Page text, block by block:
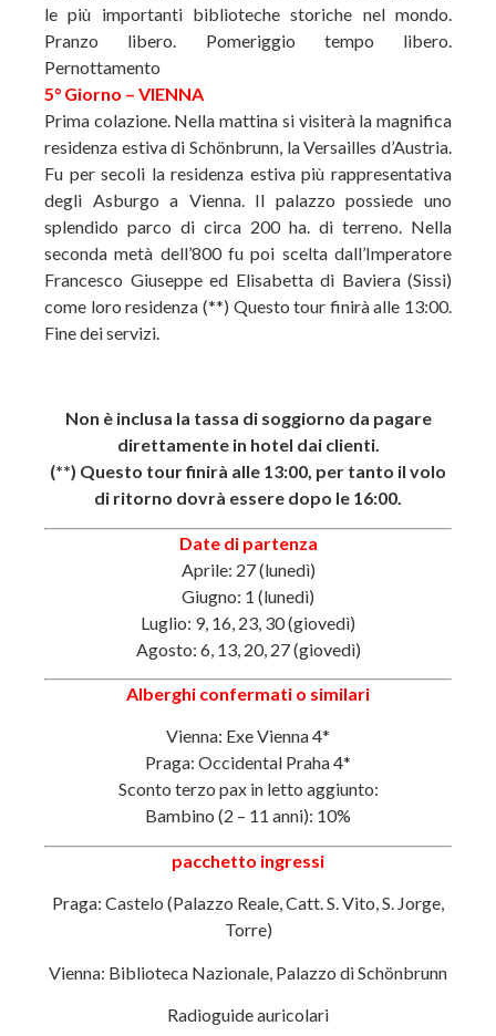
le più importanti biblioteche storiche nel mondo.
Pranzo libero. Pomeriggio tempo libero.
Pernottamento
5° Giorno – VIENNA
Prima colazione. Nella mattina si visiterà la magnifica
residenza estiva di Schönbrunn, la Versailles d’Austria.
Fu per secoli la residenza estiva più rappresentativa
degli Asburgo a Vienna. Il palazzo possiede uno
splendido parco di circa 200 ha. di terreno. Nella
seconda metà dell’800 fu poi scelta dall’Imperatore
Francesco Giuseppe ed Elisabetta di Baviera (Sissi)
come loro residenza (**) Questo tour finirà alle 13:00.
Fine dei servizi.
Non è inclusa la tassa di soggiorno da pagare
direttamente in hotel dai clienti.
(**) Questo tour finirà alle 13:00, per tanto il volo
di ritorno dovrà essere dopo le 16:00.
Date di partenza
Aprile: 27 (lunedì)
Giugno: 1 (lunedì)
Luglio: 9, 16, 23, 30 (giovedì)
Agosto: 6, 13, 20, 27 (giovedì)
Alberghi confermati o similari
Vienna: Exe Vienna 4*
Praga: Occidental Praha 4*
Sconto terzo pax in letto aggiunto:
Bambino (2 – 11 anni): 10%
pacchetto ingressi
Praga: Castelo (Palazzo Reale, Catt. S. Vito, S. Jorge,
Torre)
Vienna: Biblioteca Nazionale, Palazzo di Schönbrunn
Radioguide auricolari